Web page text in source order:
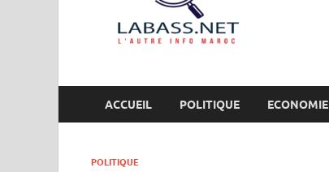
ACCUEIL POLITIQUE ECONOMIE
POLITIQUE